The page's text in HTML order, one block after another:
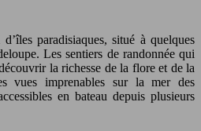
paradisiaques, situé à quelques
Les sentiers de randonnée qui
la richesse de la flore et de la
vues imprenables sur la mer des
en bateau depuis plusieurs